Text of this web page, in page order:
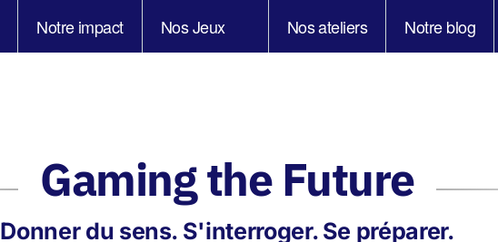
Notre impact Nos Jeux Nos ateliers Notre blog
Gaming the Future
Donner du sens. S'interroger. Se préparer.